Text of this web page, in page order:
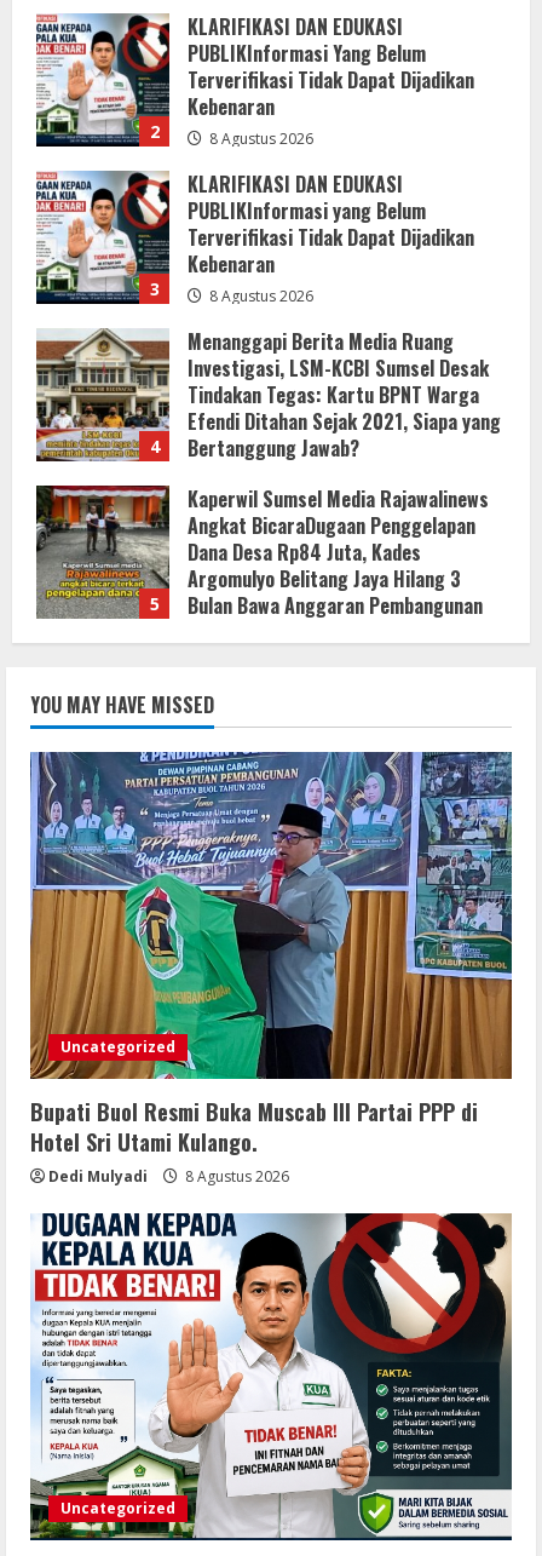
3
KLARIFIKASI DAN EDUKASI
PUBLIKInformasi yang Belum
Terverifikasi Tidak Dapat Dijadikan
Kebenaran
8 Agustus 2026
4
Menanggapi Berita Media Ruang
Investigasi, LSM-KCBI Sumsel Desak
Tindakan Tegas: Kartu BPNT Warga
Efendi Ditahan Sejak 2021, Siapa yang
Bertanggung Jawab?
5
Kaperwil Sumsel Media Rajawalinews
Angkat BicaraDugaan Penggelapan
Dana Desa Rp84 Juta, Kades
Argomulyo Belitang Jaya Hilang 3
Bulan Bawa Anggaran Pembangunan
1
Bupati Buol Resmi Buka Muscab III
Partai PPP di Hotel Sri Utami Kulango.
8 Agustus 2026
2
Terverifikasi Tidak Dapat Dijadikan
Kebenaran
8 Agustus 2026
3
KLARIFIKASI DAN EDUKASI
PUBLIKInformasi yang Belum
Terverifikasi Tidak Dapat Dijadikan
Kebenaran
8 Agustus 2026
4
Menanggapi Berita Media Ruang
Investigasi, LSM-KCBI Sumsel Desak
Tindakan Tegas: Kartu BPNT Warga
Efendi Ditahan Sejak 2021, Siapa yang
Bertanggung Jawab?
8 Agustus 2026
5
Kaperwil Sumsel Media Rajawalinews
Angkat BicaraDugaan Penggelapan
Dana Desa Rp84 Juta, Kades
Argomulyo Belitang Jaya Hilang 3
Bulan Bawa Anggaran Pembangunan
8 Agustus 2026
YOU MAY HAVE MISSED
Uncategorized
Bupati Buol Resmi Buka Muscab III Partai PPP di
Hotel Sri Utami Kulango.
Dedi Mulyadi 8 Agustus 2026
Uncategorized